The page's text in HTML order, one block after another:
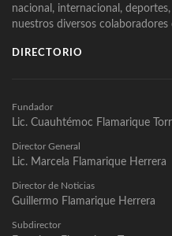
nacional, internacional,
nuestros diversos
DIRECTORIO
Fundador
Lic. Cuauhtémoc Flamarique
Director General
Lic. Marcela Flamarique Herrera
Director de Noticias
Guillermo Flamarique Herrera
Subdirector